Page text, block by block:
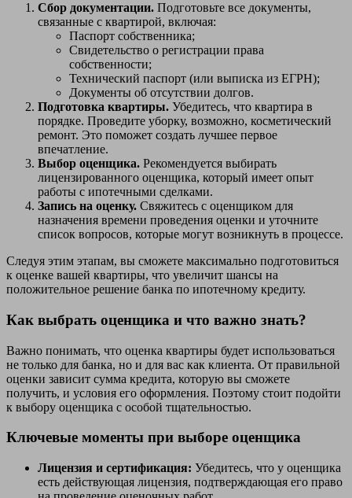
Сбор документации. Подготовьте все документы,
связанные с квартирой, включая:
Паспорт собственника;
Свидетельство о регистрации права
собственности;
Технический паспорт (или выписка из ЕГРН);
Документы об отсутствии долгов.
Подготовка квартиры. Убедитесь, что квартира в
порядке. Проведите уборку, возможно, косметический
ремонт. Это поможет создать лучшее первое
впечатление.
Выбор оценщика. Рекомендуется выбирать
лицензированного оценщика, который имеет опыт
работы с ипотечными сделками.
Запись на оценку. Свяжитесь с оценщиком для
назначения времени проведения оценки и уточните
список вопросов, которые могут возникнуть в процессе.
Следуя этим этапам, вы сможете максимально подготовиться
к оценке вашей квартиры, что увеличит шансы на
положительное решение банка по ипотечному кредиту.
Как выбрать оценщика и что важно знать?
Важно понимать, что оценка квартиры будет использоваться
не только для банка, но и для вас как клиента. От правильной
оценки зависит сумма кредита, которую вы сможете
получить, и условия его оформления. Поэтому стоит подойти
к выбору оценщика с особой тщательностью.
Ключевые моменты при выборе оценщика
Лицензия и сертификация: Убедитесь, что у оценщика
есть действующая лицензия, подтверждающая его право